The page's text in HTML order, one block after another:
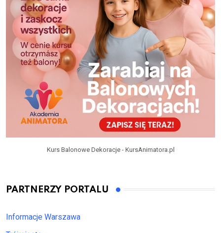
Kurs Balonowe Dekoracje - KursAnimatora.pl
PARTNERZY PORTALU
Informacje Warszawa